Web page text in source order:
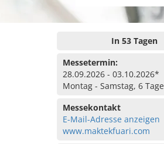
In 53 Tagen
Messetermin:
28.09.2026 - 03.10.2026*
Montag - Samstag, 6 Tage
Messekontakt
E-Mail-Adresse anzeigen
www.maktekfuari.com